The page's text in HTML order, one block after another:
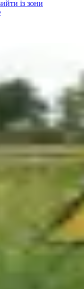
із зони